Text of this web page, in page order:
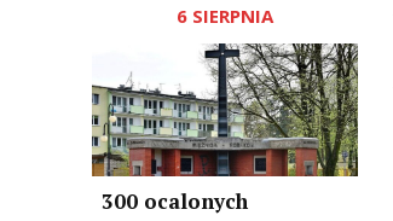
6 SIERPNIA
300 ocalonych